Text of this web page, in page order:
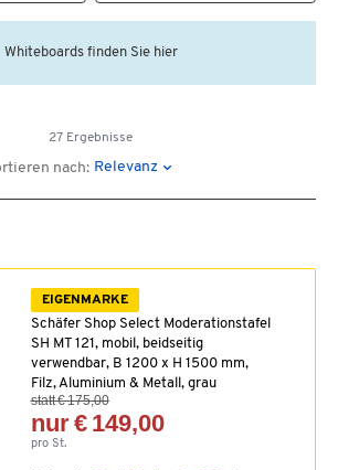
Whiteboards finden Sie hier
27 Ergebnisse
nach: Relevanz
EIGENMARKE
Schäfer Shop Select Moderationstafel
SH MT 121, mobil, beidseitig
verwendbar, B 1200 x H 1500 mm,
Filz, Aluminium & Metall, grau
statt € 175,00
nur € 149,00
pro St.